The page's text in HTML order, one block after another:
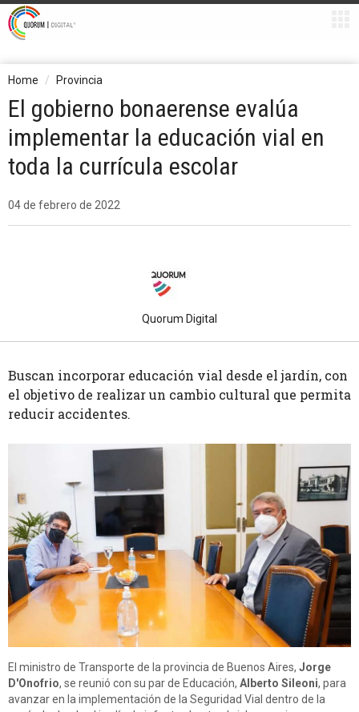
Home Provincia
El gobierno bonaerense evalúa
implementar la educación vial en
toda la currícula escolar
04 de febrero de 2022
Quorum Digital
Buscan incorporar educación vial desde el jardín, con
el objetivo de realizar un cambio cultural que permita
reducir accidentes.
El ministro de Transporte de la provincia de Buenos Aires, Jorge
D'Onofrio, se reunió con su par de Educación, Alberto Sileoni, para
avanzar en la implementación de la Seguridad Vial dentro de la